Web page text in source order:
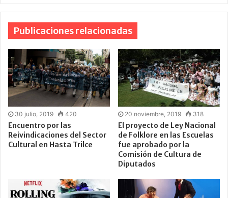
Publicaciones relacionadas
30 julio, 2019 420
Encuentro por las
Reivindicaciones del Sector
Cultural en Hasta Trilce
20 noviembre, 2019 318
El proyecto de Ley Nacional
de Folklore en las Escuelas
fue aprobado por la
Comisión de Cultura de
Diputados